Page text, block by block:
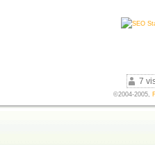
7
©2004-2005,